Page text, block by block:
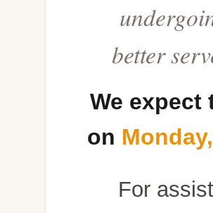
better
We expect
on
For